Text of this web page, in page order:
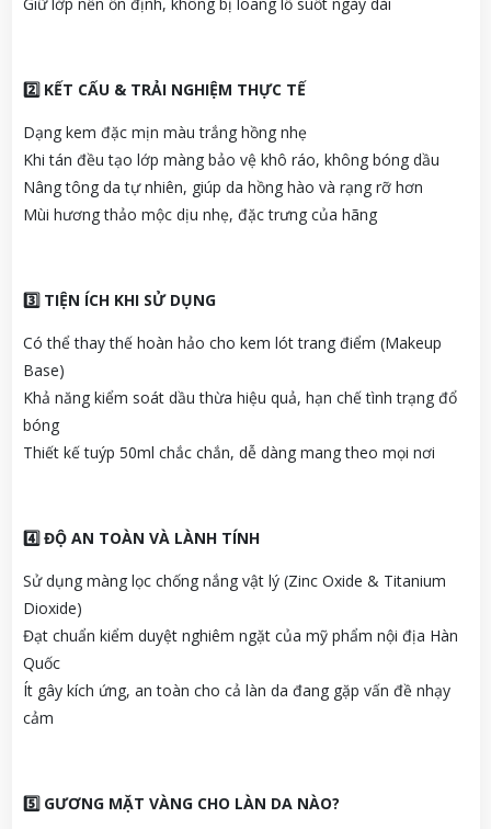
2️KẾT CẤU & TRẢI NGHIỆM THỰC TẾ
Dạng kem đặc mịn màu trắng hồng nhẹ
Khi tán đều tạo lớp màng bảo vệ khô ráo, không bóng dầu
Nâng tông da tự nhiên, giúp da hồng hào và rạng rỡ hơn
Mùi hương thảo mộc dịu nhẹ, đặc trưng của hãng
3️TIỆN ÍCH KHI SỬ DỤNG
Có thể thay thế hoàn hảo cho kem lót trang điểm (Makeup
Base)
Khả năng kiểm soát dầu thừa hiệu quả, hạn chế tình trạng đổ
bóng
Thiết kế tuýp 50ml chắc chắn, dễ dàng mang theo mọi nơi
4️ĐỘ AN TOÀN VÀ LÀNH TÍNH
Sử dụng màng lọc chống nắng vật lý (Zinc Oxide & Titanium
Dioxide)
Đạt chuẩn kiểm duyệt nghiêm ngặt của mỹ phẩm nội địa Hàn
Quốc
Ít gây kích ứng, an toàn cho cả làn da đang gặp vấn đề nhạy
cảm
5️GƯƠNG MẶT VÀNG CHO LÀN DA NÀO?